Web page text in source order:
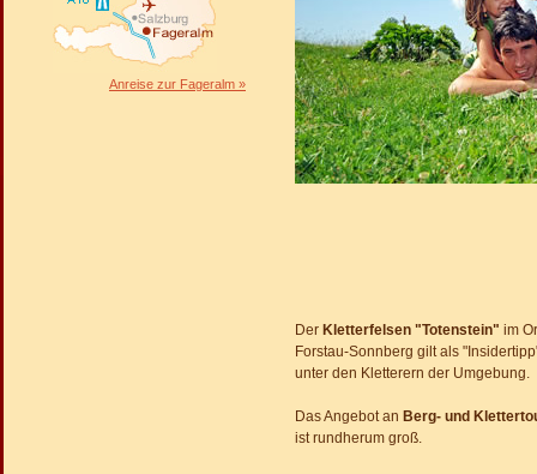
Anreise zur Fageralm »
Der Kletterfelsen "Totenstein" im
Forstau-Sonnberg gilt als
unter den Kletterern der Umgebung.
Das Angebot an Berg- und
ist rundherum groß.